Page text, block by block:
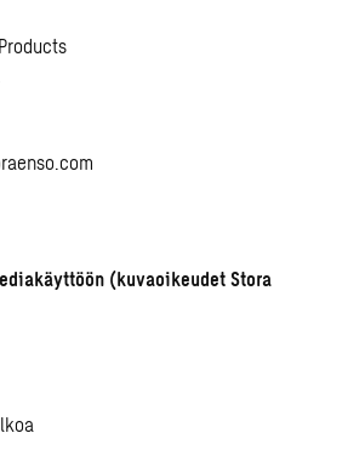
(kuvaoikeudet Stora